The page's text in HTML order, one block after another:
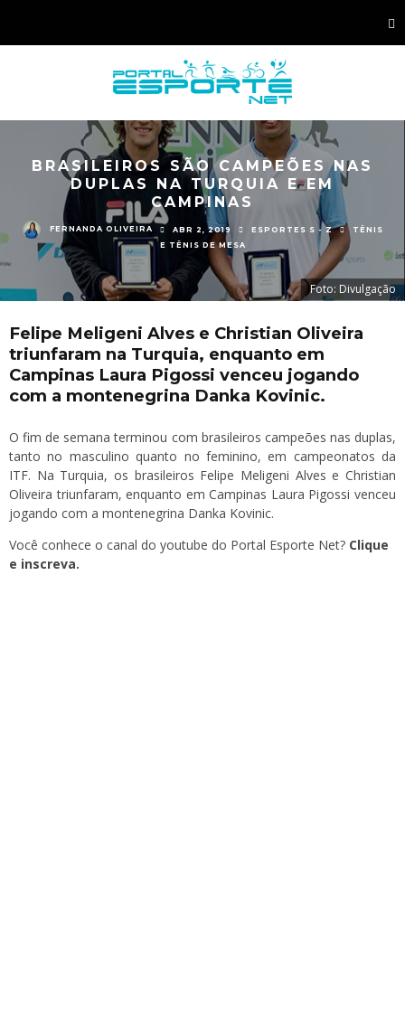
BRASILEIROS SÃO CAMPEÕES NAS
DUPLAS NA TURQUIA E EM
CAMPINAS
FERNANDA OLIVEIRA ABR 2, 2019 ESPORTES S - Z
TÊNIS
E TÊNIS DE MESA
Foto: Divulgação
Felipe Meligeni Alves e Christian Oliveira
triunfaram na Turquia, enquanto em
Campinas Laura Pigossi venceu jogando
com a montenegrina Danka Kovinic.
O fim de semana terminou com brasileiros campeões nas duplas,
tanto no masculino quanto no feminino, em campeonatos da
ITF. Na Turquia, os brasileiros Felipe Meligeni Alves e Christian
Oliveira triunfaram, enquanto em Campinas Laura Pigossi venceu
jogando com a montenegrina Danka Kovinic.
Você conhece o canal do youtube do Portal Esporte Net? Clique
e inscreva.